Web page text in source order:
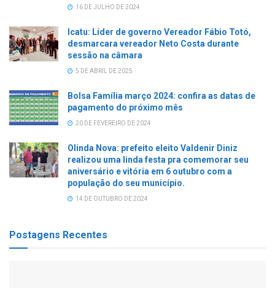
16 DE JULHO DE 2024
Icatu: Líder de governo Vereador Fábio Totó,
desmarcara vereador Neto Costa durante
sessão na câmara
5 DE ABRIL DE 2025
Bolsa Família março 2024: confira as datas de
pagamento do próximo mês
20 DE FEVEREIRO DE 2024
Olinda Nova: prefeito eleito Valdenir Diniz
realizou uma linda festa pra comemorar seu
aniversário e vitória em 6 outubro com a
população do seu município.
14 DE OUTUBRO DE 2024
Postagens Recentes